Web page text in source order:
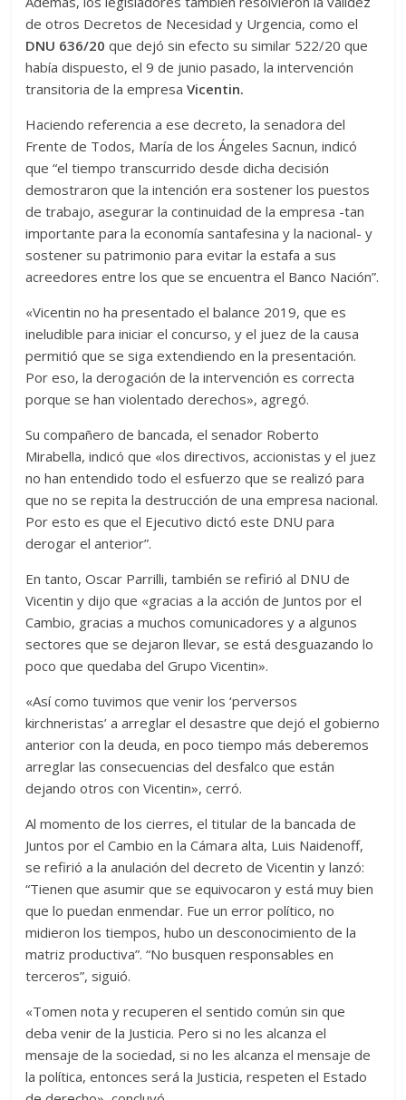
de otros Decretos de Necesidad y Urgencia, como el
DNU 636/20 que dejó sin efecto su similar 522/20 que
había dispuesto, el 9 de junio pasado, la intervención
transitoria de la empresa Vicentin.
Haciendo referencia a ese decreto, la senadora del
Frente de Todos, María de los Ángeles Sacnun, indicó
que “el tiempo transcurrido desde dicha decisión
demostraron que la intención era sostener los puestos
de trabajo, asegurar la continuidad de la empresa -tan
importante para la economía santafesina y la nacional- y
sostener su patrimonio para evitar la estafa a sus
acreedores entre los que se encuentra el Banco Nación”.
«Vicentin no ha presentado el balance 2019, que es
ineludible para iniciar el concurso, y el juez de la causa
permitió que se siga extendiendo en la presentación.
Por eso, la derogación de la intervención es correcta
porque se han violentado derechos», agregó.
Su compañero de bancada, el senador Roberto
Mirabella, indicó que «los directivos, accionistas y el juez
no han entendido todo el esfuerzo que se realizó para
que no se repita la destrucción de una empresa nacional.
Por esto es que el Ejecutivo dictó este DNU para
derogar el anterior”.
En tanto, Oscar Parrilli, también se refirió al DNU de
Vicentin y dijo que «gracias a la acción de Juntos por el
Cambio, gracias a muchos comunicadores y a algunos
sectores que se dejaron llevar, se está desguazando lo
poco que quedaba del Grupo Vicentin».
«Así como tuvimos que venir los ‘perversos
kirchneristas’ a arreglar el desastre que dejó el gobierno
anterior con la deuda, en poco tiempo más deberemos
arreglar las consecuencias del desfalco que están
dejando otros con Vicentin», cerró.
Al momento de los cierres, el titular de la bancada de
Juntos por el Cambio en la Cámara alta, Luis Naidenoff,
se refirió a la anulación del decreto de Vicentin y lanzó:
“Tienen que asumir que se equivocaron y está muy bien
que lo puedan enmendar. Fue un error político, no
midieron los tiempos, hubo un desconocimiento de la
matriz productiva”. “No busquen responsables en
terceros”, siguió.
«Tomen nota y recuperen el sentido común sin que
deba venir de la Justicia. Pero si no les alcanza el
mensaje de la sociedad, si no les alcanza el mensaje de
la política, entonces será la Justicia, respeten el Estado